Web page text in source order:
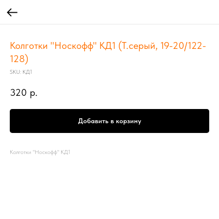
Колготки "Носкофф" КД1 (Т.серый, 19-20/122-
128)
SKU: КД1
320 р.
Добавить в корзину
Колготки "Носкофф" КД1